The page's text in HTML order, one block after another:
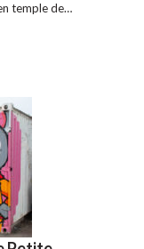
temple de…